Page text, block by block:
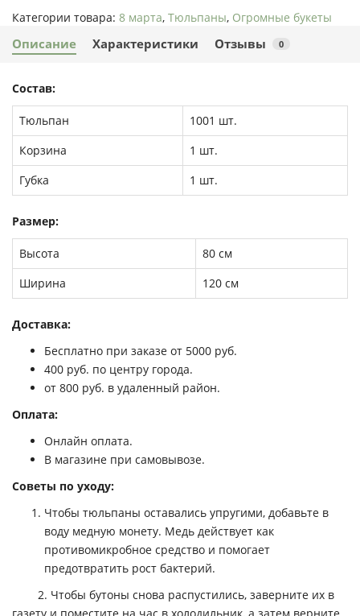
Категории товара: 8 марта, Тюльпаны, Огромные букеты
Описание Характеристики Отзывы 0
Состав:
Тюльпан
1001 шт.
Корзина
1 шт.
Губка
1 шт.
Размер:
Высота
80 см
Ширина
120 см
Доставка:
Бесплатно при заказе от 5000 руб.
400 руб. по центру города.
от 800 руб. в удаленный район.
Оплата:
Онлайн оплата.
В магазине при самовывозе.
Советы по уходу:
Чтобы тюльпаны оставались упругими, добавьте в
воду медную монету. Медь действует как
противомикробное средство и помогает
предотвратить рост бактерий.
2. Чтобы бутоны снова распустились, заверните их в
газету и поместите на час в холодильник, а затем верните